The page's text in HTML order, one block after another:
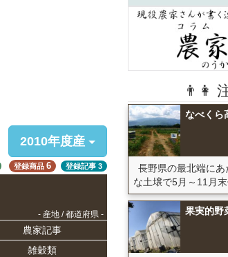
2010年度産
登録商品 6 登録記事 3
- 産地 / 都道府県 -
農家記事
雑穀類
👨👩
なべくら
長野県の最北端に
な土壌で5月～11月
果実的野